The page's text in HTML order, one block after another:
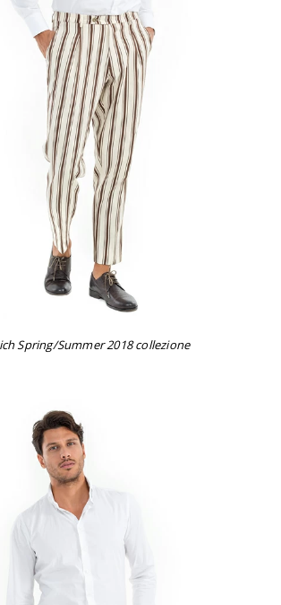
Spring/Summer 2018 collezione